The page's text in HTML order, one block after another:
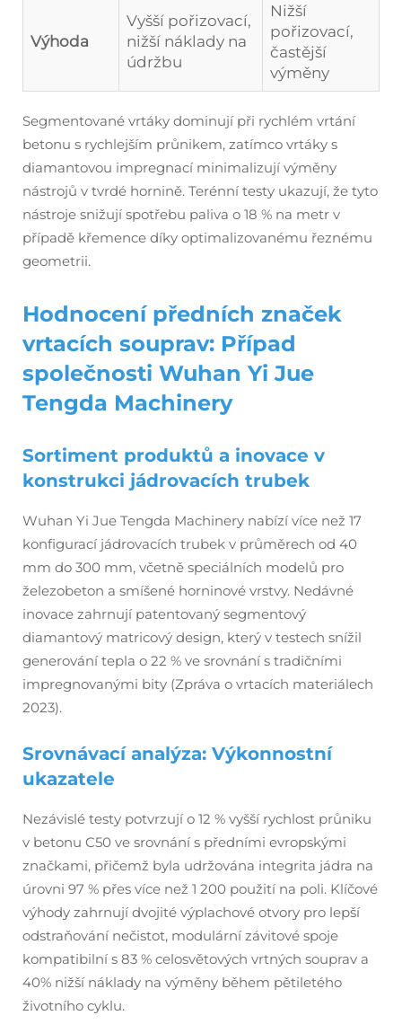
Výhoda
Vyšší pořizovací,
nižší náklady na
údržbu
Nižší
pořizovací,
častější
výměny
Segmentované vrtáky dominují při rychlém vrtání
betonu s rychlejším průnikem, zatímco vrtáky s
diamantovou impregnací minimalizují výměny
nástrojů v tvrdé hornině. Terénní testy ukazují, že tyto
nástroje snižují spotřebu paliva o 18 % na metr v
případě křemence díky optimalizovanému řeznému
geometrii.
Hodnocení předních značek
vrtacích souprav: Případ
společnosti Wuhan Yi Jue
Tengda Machinery
Sortiment produktů a inovace v
konstrukci jádrovacích trubek
Wuhan Yi Jue Tengda Machinery nabízí více než 17
konfigurací jádrovacích trubek v průměrech od 40
mm do 300 mm, včetně speciálních modelů pro
železobeton a smíšené horninové vrstvy. Nedávné
inovace zahrnují patentovaný segmentový
diamantový matricový design, který v testech snížil
generování tepla o 22 % ve srovnání s tradičními
impregnovanými bity (Zpráva o vrtacích materiálech
2023).
Srovnávací analýza: Výkonnostní
ukazatele
Nezávislé testy potvrzují o 12 % vyšší rychlost průniku
v betonu C50 ve srovnání s předními evropskými
značkami, přičemž byla udržována integrita jádra na
úrovni 97 % přes více než 1 200 použití na poli. Klíčové
výhody zahrnují dvojité výplachové otvory pro lepší
odstraňování nečistot, modulární závitové spoje
kompatibilní s 83 % celosvětových vrtných souprav a
40% nižší náklady na výměny během pětiletého
životního cyklu.